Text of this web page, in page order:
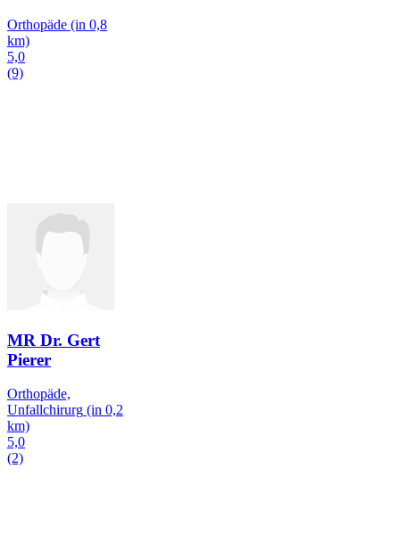
Orthopäde (in 0,8
km)
5,0
(9)
MR Dr. Gert
Pierer
Orthopäde,
Unfallchirurg (in 0,2
km)
5,0
(2)